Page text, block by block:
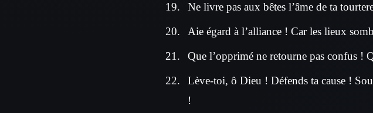
Ne livre pas aux bêtes l’âme de ta
Aie égard à l’alliance ! Car les lieux
Que l’opprimé ne retourne pas confus !
Lève-toi, ô Dieu ! Défends ta cause !
!